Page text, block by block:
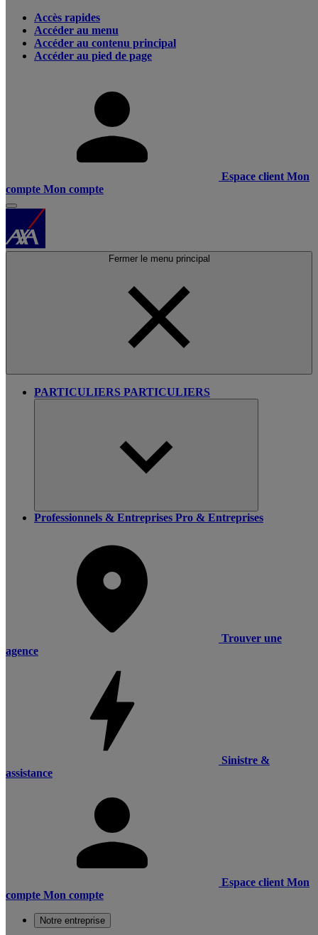
Accès rapides
Accéder au menu
Accéder au contenu principal
Accéder au pied de page
Espace client Mon
compte Mon compte
Fermer le menu principal
PARTICULIERS PARTICULIERS
Professionnels & Entreprises Pro & Entreprises
Trouver une
agence
Sinistre &
assistance
Espace client Mon
compte Mon compte
Notre entreprise